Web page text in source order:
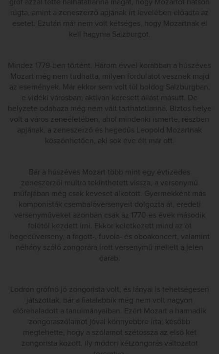
gróf azzal tette halhatatlanná magát, hogy Mozartot hátsón
rúgta, amint a zeneszerző apjának írt levelében előadta az
esetet. Ezután már nem volt kétséges, hogy Mozartnak el
kell hagynia Salzburgot.
Mindez 1779-ben történt. Három évvel korábban a húszéves
Mozart még nem tudhatta, milyen fordulatot vesznek majd
az események. Már ekkor sem volt túl boldog Salzburgban,
e vidéki városban; aktívan keresett állást másutt. De
helyzete odahaza még nem vált tarthatatlanná. Biztos helye
volt a város zeneéletében, ahol mindenki ismerte, részben
apjának, a zeneszerző és hegedűs Leopold Mozartnak
köszönhetően, aki sok éve élt már ott.
Bár a húszéves Mozart több mint egy évtizedes
zeneszerzői múltra tekinthetett vissza, a versenymű
műfajában még csak keveset alkotott. Gyermekként más
komponisták csembalóversenyeit dolgozta át, eredeti
versenyműveket azonban csak az 1770-es évek második
felétől kezdett írni. Ekkor keletkezett mind az öt
hegedűverseny, a fagott-, fuvola- és oboakoncert, valamint
néhány szóló zongorára írott versenymű mellett a jelen
darab.
Lodron grófnő jó zongorista volt, és lányai is tehetségesen
játszottak, bár a fiatalabbik még nem volt nagyon
előrehaladott a tanulmányaiban. Ezért Mozart a harmadik
zongoraszólamot jóval könnyebbre írta; később
megtehette, hogy a szólamot szétossza az első két
zongorista között, ily módon kétzongorás változatot